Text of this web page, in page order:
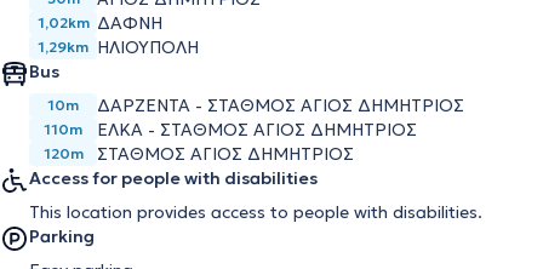
1,02km ΔΆΦΝΗ
1,29km ΗΛΙΟΎΠΟΛΗ
Bus
10m ΔΑΡΖΕΝΤΑ - ΣΤΑΘΜΟΣ ΑΓΙΟΣ ΔΗΜΗΤΡΙΟΣ
110m ΕΛΚΑ - ΣΤΑΘΜΟΣ ΑΓΙΟΣ ΔΗΜΗΤΡΙΟΣ
120m
ΣΤΑΘΜΟΣ ΑΓΙΟΣ ΔΗΜΗΤΡΙΟΣ
Access for people with disabilities
This location provides access to people with disabilities.
Parking